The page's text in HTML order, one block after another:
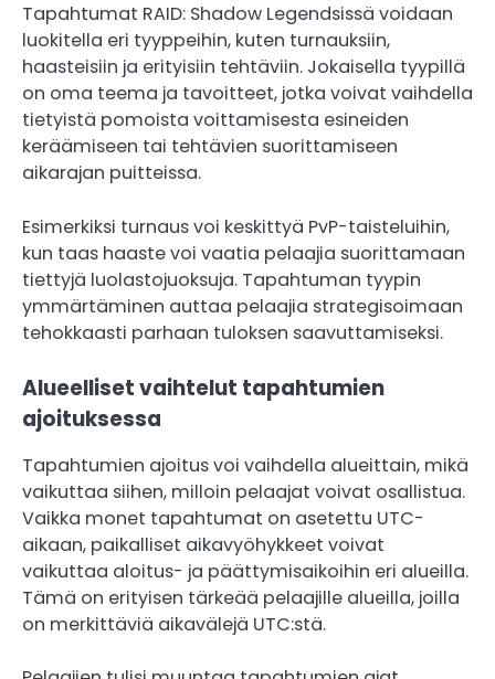
Tapahtumat RAID: Shadow Legendsissä voidaan
luokitella eri tyyppeihin, kuten turnauksiin,
haasteisiin ja erityisiin tehtäviin. Jokaisella tyypillä
on oma teema ja tavoitteet, jotka voivat vaihdella
tietyistä pomoista voittamisesta esineiden
keräämiseen tai tehtävien suorittamiseen
aikarajan puitteissa.
Esimerkiksi turnaus voi keskittyä PvP-taisteluihin,
kun taas haaste voi vaatia pelaajia suorittamaan
tiettyjä luolastojuoksuja. Tapahtuman tyypin
ymmärtäminen auttaa pelaajia strategisoimaan
tehokkaasti parhaan tuloksen saavuttamiseksi.
Alueelliset vaihtelut tapahtumien
ajoituksessa
Tapahtumien ajoitus voi vaihdella alueittain, mikä
vaikuttaa siihen, milloin pelaajat voivat osallistua.
Vaikka monet tapahtumat on asetettu UTC-
aikaan, paikalliset aikavyöhykkeet voivat
vaikuttaa aloitus- ja päättymisaikoihin eri alueilla.
Tämä on erityisen tärkeää pelaajille alueilla, joilla
on merkittäviä aikavälejä UTC:stä.